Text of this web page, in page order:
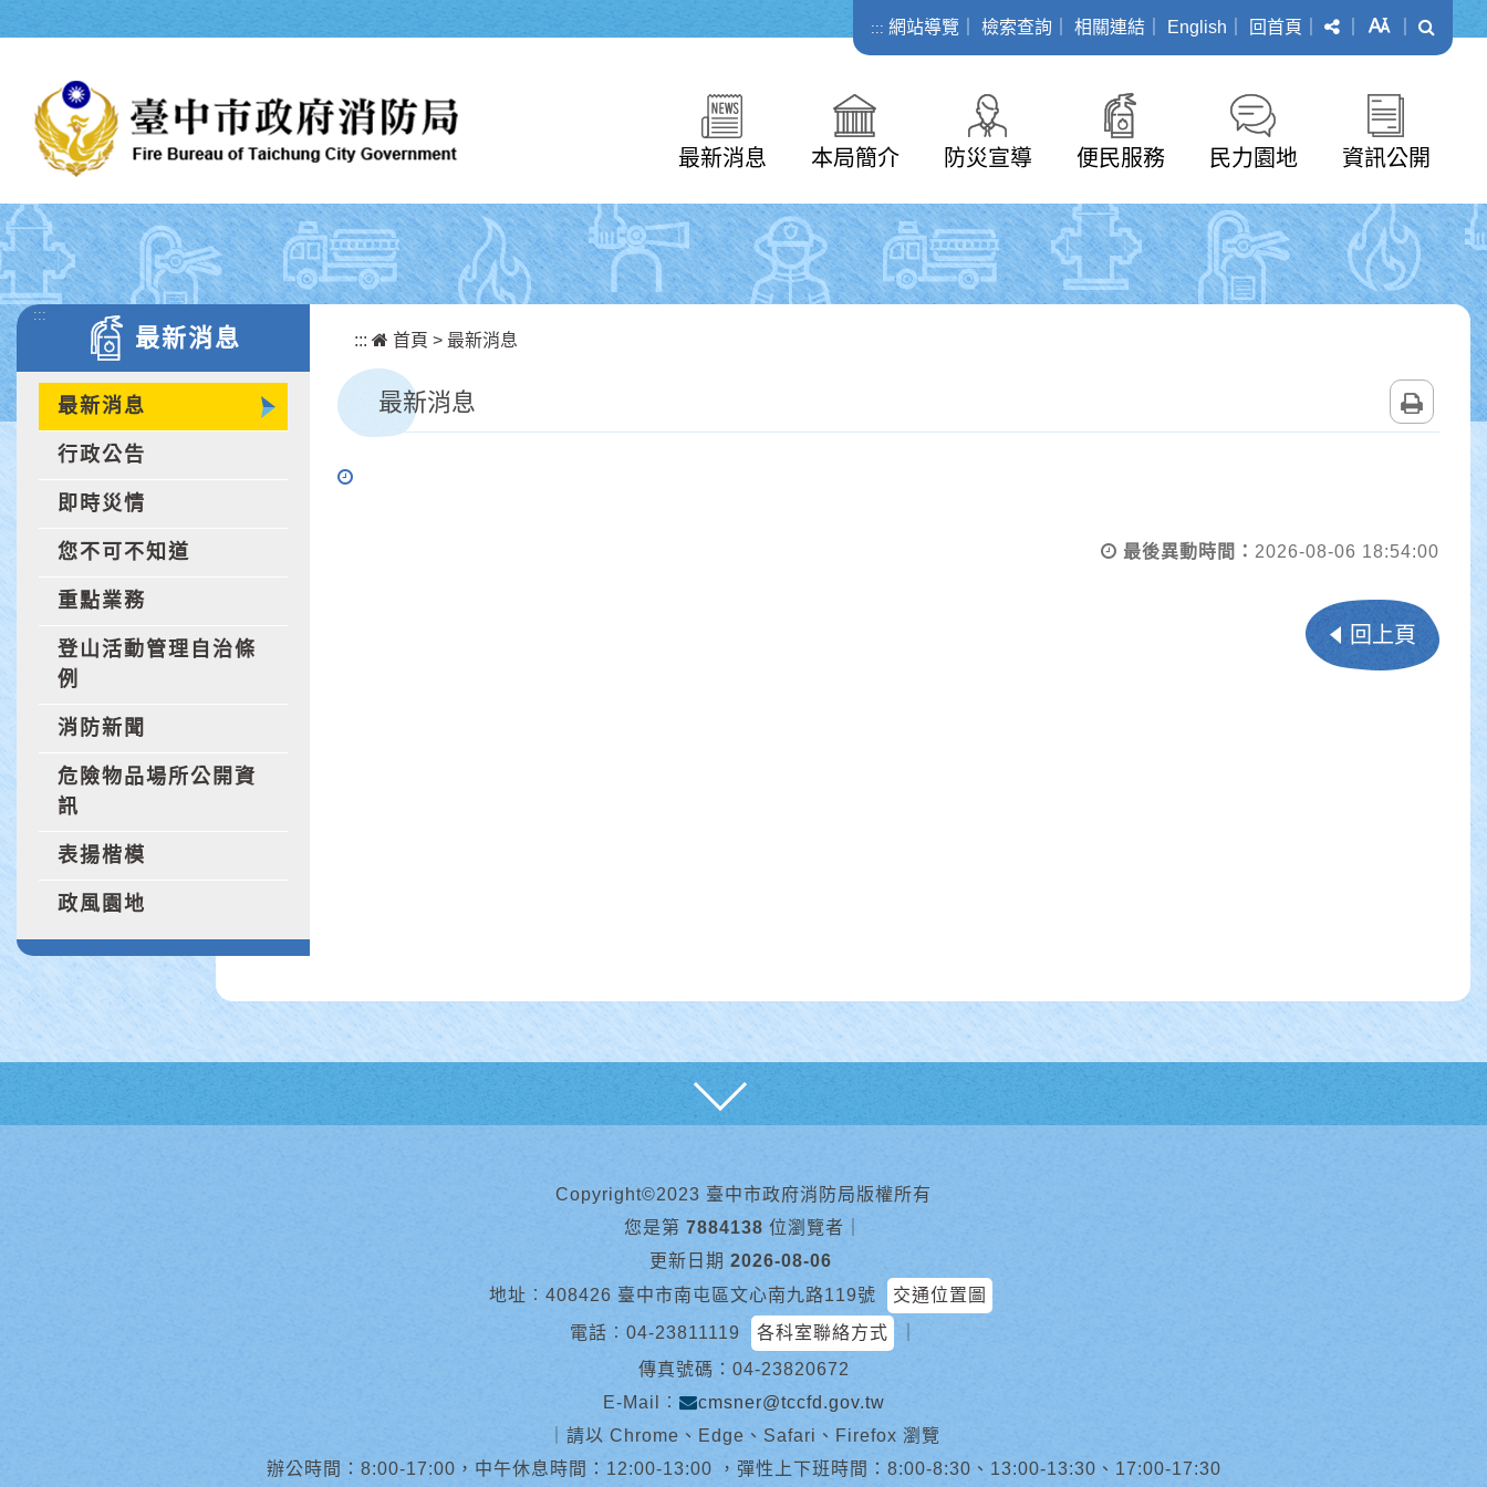
::: 網站導覽 檢索查詢 相關連結 English 回首頁 分享 字級
最新消息 本局簡介 防災宣導 便民服務 民力園地 資訊公開
:::
最新消息
最新消息
行政公告
即時災情
您不可不知道
重點業務
登山活動管理自治條
例
消防新聞
危險物品場所公開資
訊
表揚楷模
政風園地
::: 首頁 > 最新消息
最新消息
最後異動時間： 2026-08-06 18:54:00
回上頁
Copyright©2023 臺中市政府消防局版權所有
您是第 7884138 位瀏覽者
更新日期 2026-08-06
地址︰408426 臺中市南屯區文心南九路119號
交通位置圖
電話︰ 04-23811119 各科室聯絡方式
傳真號碼：04-23820672
E-Mail︰
cmsner@tccfd.gov.tw
請以 Chrome、Edge、Safari、Firefox 瀏覽
辦公時間：8:00-17:00，中午休息時間：12:00-13:00 ，彈性上下班時間：8:00-8:30、13:00-13:30、17:00-17:30